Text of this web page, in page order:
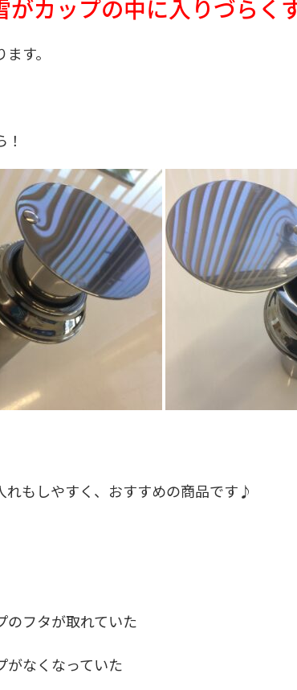
がカップの中に入りづらく
す。
れもしやすく、おすすめの商品です♪
のフタが取れていた
がなくなっていた